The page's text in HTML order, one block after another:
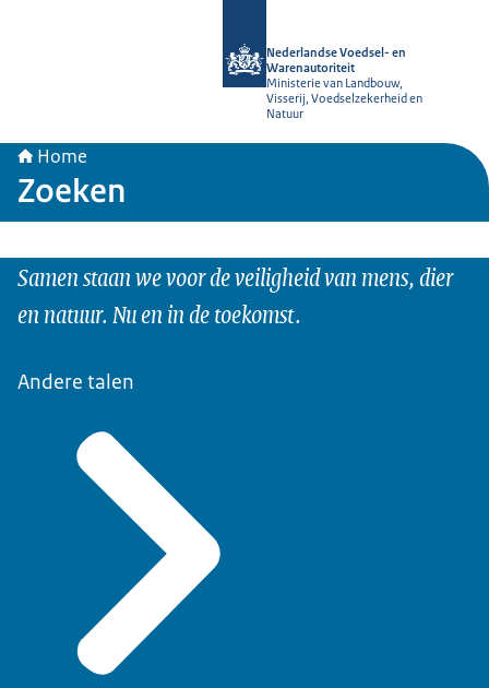
Nederlandse Voedsel- en
Warenautoriteit
Ministerie van Landbouw,
Visserij, Voedselzekerheid en
Natuur
Home
Zoeken
Samen staan we voor de veiligheid van mens, dier
en natuur. Nu en in de toekomst.
Andere talen